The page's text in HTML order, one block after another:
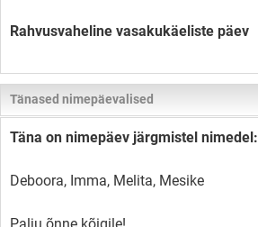
Rahvusvaheline vasakukäeliste päev
Tänased nimepäevalised
Täna on nimepäev järgmistel nimedel:
Deboora, Imma, Melita, Mesike